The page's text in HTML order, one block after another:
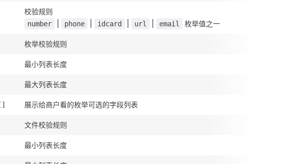
校验规则
number phone idcard url email 枚举值之一
枚举校验规则
最小列表长度
最大列表长度
展示给商户看的枚举可选的字段列表
文件校验规则
最小列表长度